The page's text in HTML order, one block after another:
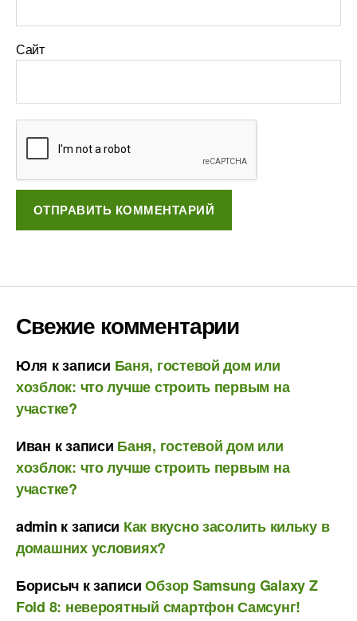
Сайт
Свежие комментарии
Юля к записи Баня, гостевой дом или
хозблок: что лучше строить первым на
участке?
Иван к записи Баня, гостевой дом или
хозблок: что лучше строить первым на
участке?
admin к записи Как вкусно засолить кильку в
домашних условиях?
Борисыч к записиОбзор Samsung Galaxy Z
Fold 8: невероятный смартфон Самсунг!